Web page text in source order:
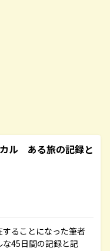
ル ある旅の記録と
ることになった筆者
45日間の記録と記